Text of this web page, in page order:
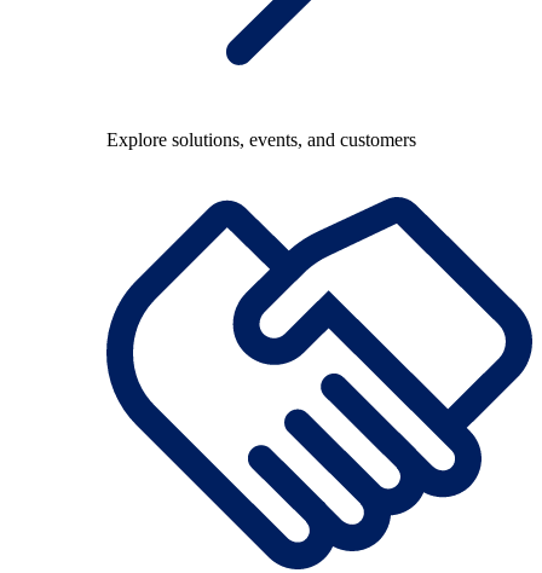
Explore solutions, events, and customers